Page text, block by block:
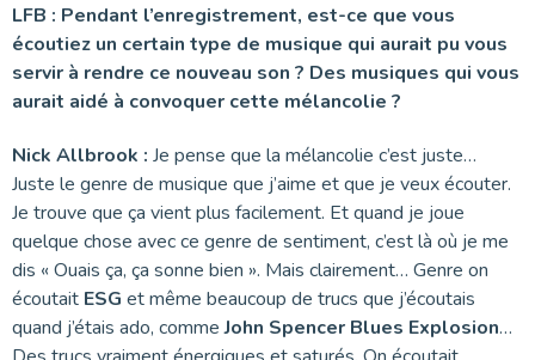
LFB : Pendant l’enregistrement, est-ce que vous
écoutiez un certain type de musique qui aurait pu vous
servir à rendre ce nouveau son ? Des musiques qui vous
aurait aidé à convoquer cette mélancolie ?
Nick Allbrook : Je pense que la mélancolie c’est juste…
Juste le genre de musique que j’aime et que je veux écouter.
Je trouve que ça vient plus facilement. Et quand je joue
quelque chose avec ce genre de sentiment, c’est là où je me
dis « Ouais ça, ça sonne bien ». Mais clairement… Genre on
écoutait ESG et même beaucoup de trucs que j’écoutais
quand j’étais ado, commeJohn Spencer Blues Explosion…